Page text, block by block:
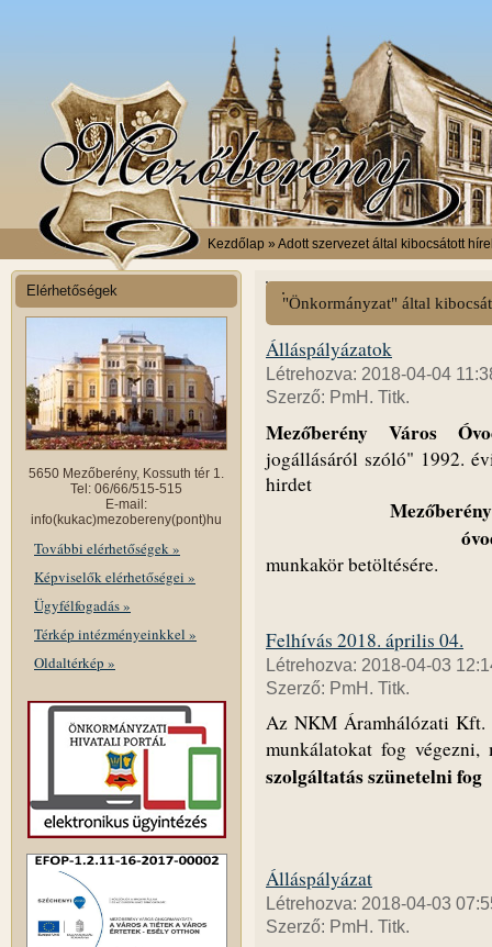
Kezdőlap » Adott szervezet által kibocsátott
Elérhetőségek
5650 Mezőberény, Kossuth tér 1.
Tel: 06/66/515-515
E-mail:
info(kukac)mezobereny(pont)hu
További elérhetőségek »
Képviselők elérhetőségei »
Ügyfélfogadás »
Térkép intézményeinkkel »
Oldaltérkép »
"Önkormányzat" által
Álláspályázatok
Létrehozva: 2018-04-04
Szerző: PmH. Titk.
Mezőberény Város
jogállásáról szóló" 1992.
hirdet
munkakör betöltésére.
Felhívás 2018. április 04.
Létrehozva: 2018-04-03
Szerző: PmH. Titk.
Az NKM Áramhálózati Kft.
munkálatokat fog
szolgáltatás szünetelni fog
Álláspályázat
Létrehozva: 2018-04-03
Szerző: PmH. Titk.